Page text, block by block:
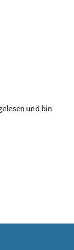
und bin